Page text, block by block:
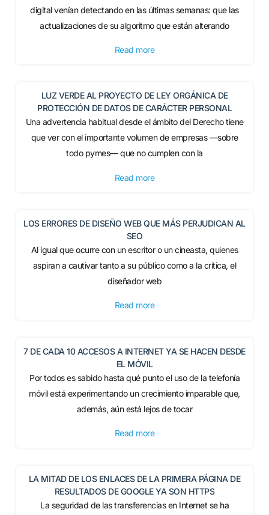
digital venían detectando en las últimas semanas: que las
actualizaciones de su algoritmo que están alterando
Read more
LUZ VERDE AL PROYECTO DE LEY ORGÁNICA DE
PROTECCIÓN DE DATOS DE CARÁCTER PERSONAL
Una advertencia habitual desde el ámbito del Derecho tiene
que ver con el importante volumen de empresas —sobre
todo pymes— que no cumplen con la
Read more
LOS ERRORES DE DISEÑO WEB QUE MÁS PERJUDICAN AL
SEO
Al igual que ocurre con un escritor o un cineasta, quienes
aspiran a cautivar tanto a su público como a la crítica, el
diseñador web
Read more
7 DE CADA 10 ACCESOS A INTERNET YA SE HACEN DESDE
EL MÓVIL
Por todos es sabido hasta qué punto el uso de la telefonía
móvil está experimentando un crecimiento imparable que,
además, aún está lejos de tocar
Read more
LA MITAD DE LOS ENLACES DE LA PRIMERA PÁGINA DE
RESULTADOS DE GOOGLE YA SON HTTPS
La seguridad de las transferencias en Internet se ha